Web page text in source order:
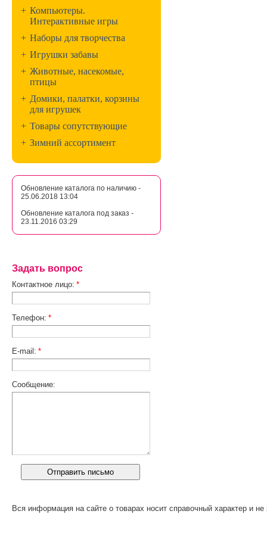
+ Компьютеры.
Интерактивные игры
+ Наборы для творчества
+ Игрушки забавы
+ Животные, насекомые,
птицы
+ Домики, палатки, корзины
для игрушек
+ Товары сопутствующие
+ Зимний ассортимент
Обновление каталога по наличию -
25.06.2018 13:04
Обновление каталога под заказ -
23.11.2016 03:29
Задать вопрос
Контактное лицо: *
Телефон: *
E-mail: *
Сообщение:
Вся информация на сайте о товарах носит справочный характер и